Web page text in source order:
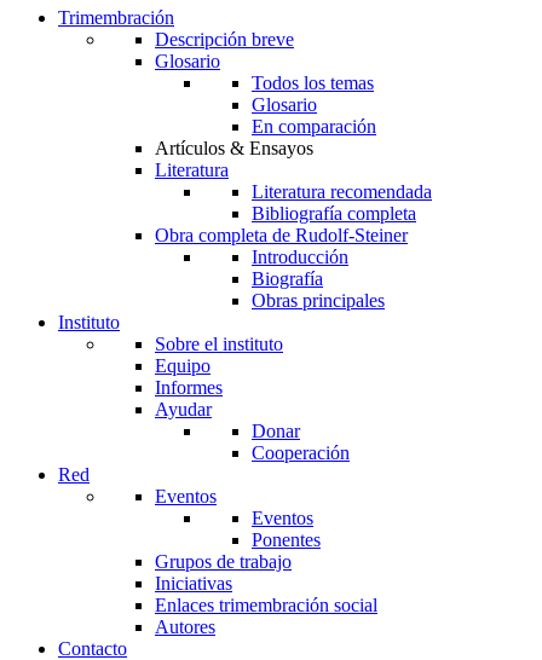
Trimembración
Descripción breve
Glosario
Todos los temas
Glosario
En comparación
Artículos & Ensayos
Literatura
Literatura recomendada
Bibliografía completa
Obra completa de Rudolf-Steiner
Introducción
Biografía
Obras principales
Instituto
Sobre el instituto
Equipo
Informes
Ayudar
Donar
Cooperación
Red
Eventos
Eventos
Ponentes
Grupos de trabajo
Iniciativas
Enlaces trimembración social
Autores
Contacto